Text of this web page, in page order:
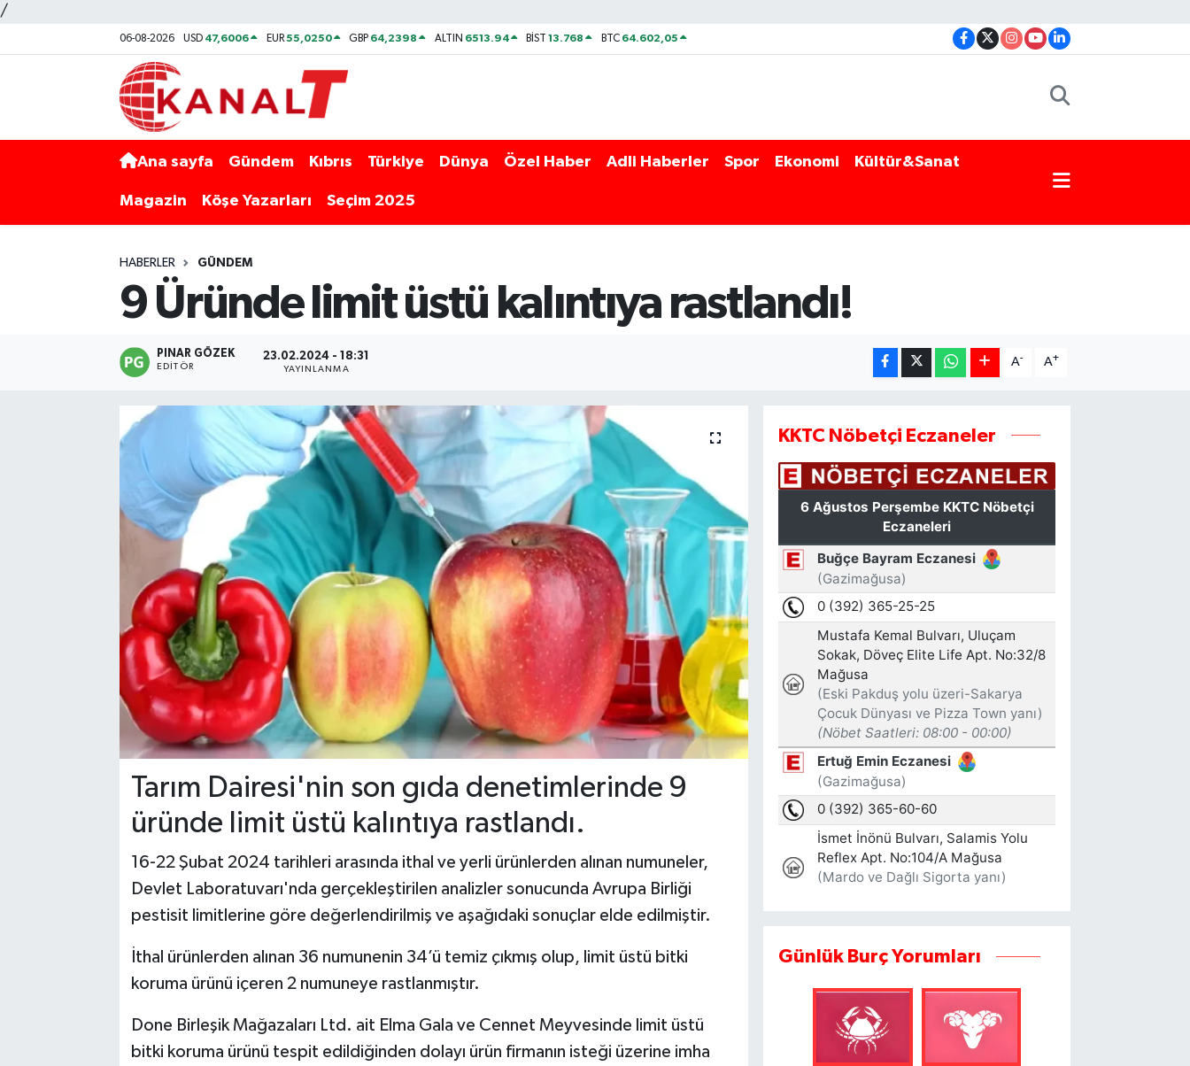
/
06-08-2026 USD 47,6006 EUR55,0250 GBP 64,2398 ALTIN 6513.94 BİST13.768 BTC 64.602,05
Ana sayfa Gündem Kıbrıs Türkiye Dünya Özel Haber Adli Haberler Spor Ekonomi Kültür&Sanat
Magazin Köşe Yazarları Seçim 2025
HABERLER GÜNDEM
9 Üründe limit üstü kalıntıya rastlandı!
PINAR GÖZEK
EDITÖR
23.02.2024 - 18:31
YAYINLANMA
A- A+
Tarım Dairesi'nin son gıda denetimlerinde 9
üründe limit üstü kalıntıya rastlandı.
16-22 Şubat 2024 tarihleri arasında ithal ve yerli ürünlerden alınan numuneler,
Devlet Laboratuvarı'nda gerçekleştirilen analizler sonucunda Avrupa Birliği
pestisit limitlerine göre değerlendirilmiş ve aşağıdaki sonuçlar elde edilmiştir.
İthal ürünlerden alınan 36 numunenin 34’ü temiz çıkmış olup, limit üstü bitki
koruma ürünü içeren 2 numuneye rastlanmıştır.
Done Birleşik Mağazaları Ltd. ait Elma Gala ve Cennet Meyvesinde limit üstü
bitki koruma ürünü tespit edildiğinden dolayı ürün firmanın isteği üzerine imha
KKTC Nöbetçi Eczaneler
Günlük Burç Yorumları